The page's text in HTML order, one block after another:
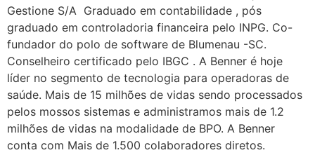
Gestione S/A Graduado em contabilidade , pós
graduado em controladoria financeira pelo INPG. Co-
fundador do polo de software de Blumenau -SC.
Conselheiro certificado pelo IBGC . A Benner é hoje
líder no segmento de tecnologia para operadoras de
saúde. Mais de 15 milhões de vidas sendo processados
pelos mossos sistemas e administramos mais de 1.2
milhões de vidas na modalidade de BPO. A Benner
conta com Mais de 1.500 colaboradores diretos.